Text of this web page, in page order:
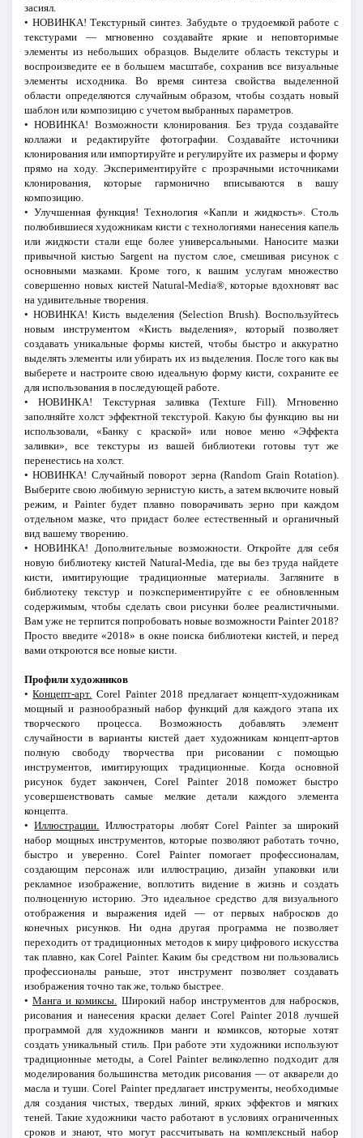
засиял.
• НОВИНКА! Текстурный синтез. Забудьте о трудоемкой работе с
текстурами — мгновенно создавайте яркие и неповторимые
элементы из небольших образцов. Выделите область текстуры и
воспроизведите ее в большем масштабе, сохранив все визуальные
элементы исходника. Во время синтеза свойства выделенной
области определяются случайным образом, чтобы создать новый
шаблон или композицию с учетом выбранных параметров.
• НОВИНКА! Возможности клонирования. Без труда создавайте
коллажи и редактируйте фотографии. Создавайте источники
клонирования или импортируйте и регулируйте их размеры и форму
прямо на ходу. Экспериментируйте с прозрачными источниками
клонирования, которые гармонично вписываются в вашу
композицию.
• Улучшенная функция! Технология «Капли и жидкость». Столь
полюбившиеся художникам кисти с технологиями нанесения капель
или жидкости стали еще более универсальными. Наносите мазки
привычной кистью Sargent на пустом слое, смешивая рисунок с
основными мазками. Кроме того, к вашим услугам множество
совершенно новых кистей Natural-Media®, которые вдохновят вас
на удивительные творения.
• НОВИНКА! Кисть выделения (Selection Brush). Воспользуйтесь
новым инструментом «Кисть выделения», который позволяет
создавать уникальные формы кистей, чтобы быстро и аккуратно
выделять элементы или убирать их из выделения. После того как вы
выберете и настроите свою идеальную форму кисти, сохраните ее
для использования в последующей работе.
• НОВИНКА! Текстурная заливка (Texture Fill). Мгновенно
заполняйте холст эффектной текстурой. Какую бы функцию вы ни
использовали, «Банку с краской» или новое меню «Эффекта
заливки», все текстуры из вашей библиотеки готовы тут же
перенестись на холст.
• НОВИНКА! Случайный поворот зерна (Random Grain Rotation).
Выберите свою любимую зернистую кисть, а затем включите новый
режим, и Painter будет плавно поворачивать зерно при каждом
отдельном мазке, что придаст более естественный и органичный
вид вашему творению.
• НОВИНКА! Дополнительные возможности. Откройте для себя
новую библиотеку кистей Natural-Media, где вы без труда найдете
кисти, имитирующие традиционные материалы. Загляните в
библиотеку текстур и поэкспериментируйте с ее обновленным
содержимым, чтобы сделать свои рисунки более реалистичными.
Вам уже не терпится попробовать новые возможности Painter 2018?
Просто введите «2018» в окне поиска библиотеки кистей, и перед
вами откроются все новые кисти.
Профили художников
•Концепт-арт. Corel Painter 2018 предлагает концепт-художникам
мощный и разнообразный набор функций для каждого этапа их
творческого процесса. Возможность добавлять элемент
случайности в варианты кистей дает художникам концепт-артов
полную свободу творчества при рисовании с помощью
инструментов, имитирующих традиционные. Когда основной
рисунок будет закончен, Corel Painter 2018 поможет быстро
усовершенствовать самые мелкие детали каждого элемента
концепта.
•Иллюстрации.
Иллюстраторы любят Corel Painter за широкий
набор мощных инструментов, которые позволяют работать точно,
быстро и уверенно. Corel Painter помогает профессионалам,
создающим персонаж или иллюстрацию, дизайн упаковки или
рекламное изображение, воплотить видение в жизнь и создать
полноценную историю. Это идеальное средство для визуального
отображения и выражения идей — от первых набросков до
конечных рисунков. Ни одна другая программа не позволяет
переходить от традиционных методов к миру цифрового искусства
так плавно, как Corel Painter. Каким бы средством ни пользовались
профессионалы раньше, этот инструмент позволяет создавать
изображения точно так же, только быстрее.
• Манга и комиксы. Широкий набор инструментов для набросков,
рисования и нанесения краски делает Corel Painter 2018 лучшей
программой для художников манги и комиксов, которые хотят
создать уникальный стиль. При работе эти художники используют
традиционные методы, а Corel Painter великолепно подходит для
моделирования большинства методик рисования — от акварели до
масла и туши. Corel Painter предлагает инструменты, необходимые
для создания чистых, твердых линий, ярких эффектов и мягких
теней. Такие художники часто работают в условиях ограниченных
сроков и знают, что могут рассчитывать на комплексный набор